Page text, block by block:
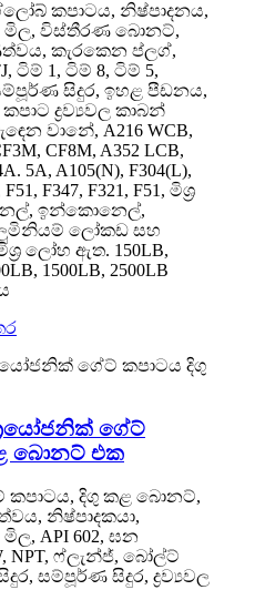
කපාටය, නිෂ්පාදනය,
මිල, විස්තීරණ බොනට්,
කැරකෙන ප්ලග්,
ටිම් 1, ටිම් 8, ටිම් 5,
සිදුර, ඉහළ පීඩනය,
ද්‍රව්‍යවල කාබන්
වානේ, A216 WCB,
CF8M, A352 LCB,
5A, A105(N), F304(L),
F347, F321, F51, මිශ්‍ර
ඉන්කොනෙල්,
ලෝකඩ සහ
ලෝහ ඇත. 150LB,
1500LB, 2500LB
ගේට්
බොනට් එක
කපාටය, දිගු කළ බොනට්,
නිෂ්පාදකයා,
API 602, ඝන
NPT, ෆ්ලැන්ජ්, බෝල්ට්
සම්පූර්ණ සිදුර, ද්‍රව්‍යවල